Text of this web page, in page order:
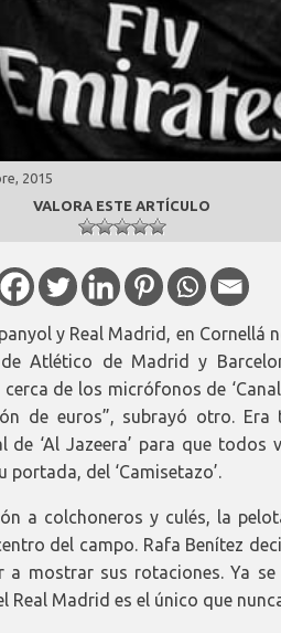
2015
VALORA ESTE ARTÍCULO
y Real Madrid, en Cornellá
Atlético de Madrid y
de los micrófonos de
de euros”, subrayó otro. Era
de ‘Al Jazeera’ para que todos
portada, del ‘Camisetazo’.
a colchoneros y culés, la
del campo. Rafa Benítez
a mostrar sus rotaciones. Ya
Real Madrid es el único que